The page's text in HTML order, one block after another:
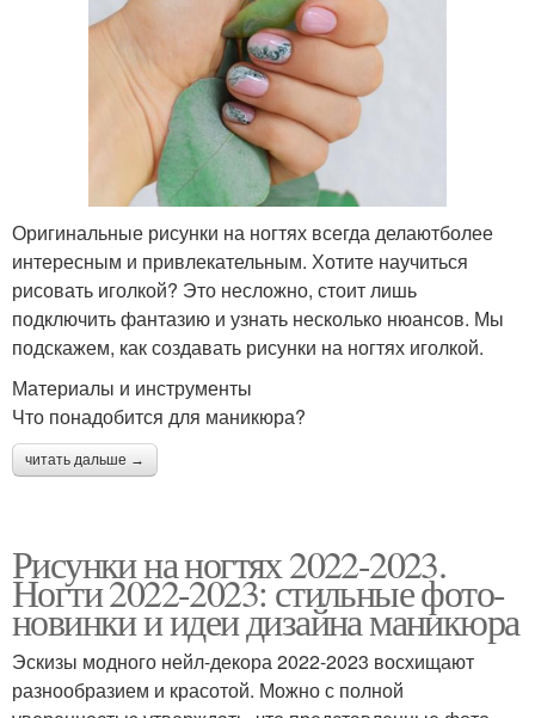
Оригинальные рисунки на ногтях всегда делаютболее
интересным и привлекательным. Хотите научиться
рисовать иголкой? Это несложно, стоит лишь
подключить фантазию и узнать несколько нюансов. Мы
подскажем, как создавать рисунки на ногтях иголкой.
Материалы и инструменты
Что понадобится для маникюра?
читать дальше →
Рисунки на ногтях 2022-2023.
Ногти 2022-2023: стильные фото-
новинки и идеи дизайна маникюра
Эскизы модного нейл-декора 2022-2023 восхищают
разнообразием и красотой. Можно с полной